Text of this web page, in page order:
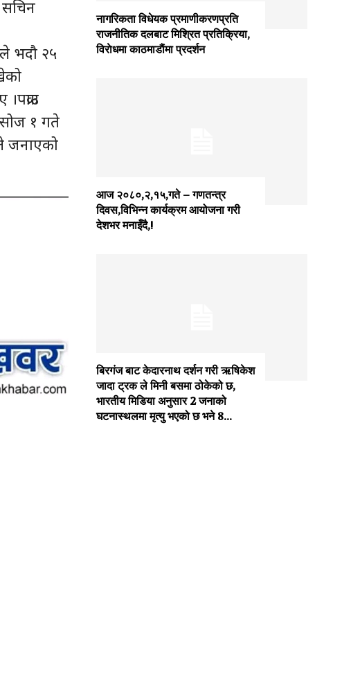
भदौ २५
१ गते
जनाएको
नागरिकता विधेयक प्रमाणीकरणप्रति
राजनीतिक दलबाट मिश्रित प्रतिक्रिया,
विराेधमा काठमाडाैंमा प्रदर्शन
आज २०८०,२,१५,गते – गणतन्त्र
दिवस,विभिन्न कार्यक्रम आयोजना गरी
देशभर मनाइँदै,!
बिरगंज बाट केदारनाथ दर्शन गरी ऋषिकेश
जादा ट्रक ले मिनी बसमा ठोकेको छ,
भारतीय मिडिया अनुसार 2 जनाको
घटनास्थलमा मृत्यु भएको छ भने 8...